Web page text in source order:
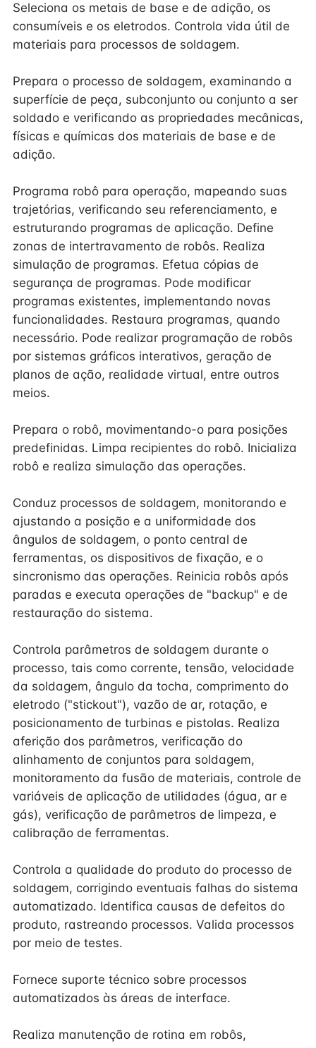
Seleciona os metais de base e de adição, os
consumíveis e os eletrodos. Controla vida útil de
materiais para processos de soldagem.
Prepara o processo de soldagem, examinando a
superfície de peça, subconjunto ou conjunto a ser
soldado e verificando as propriedades mecânicas,
físicas e químicas dos materiais de base e de
adição.
Programa robô para operação, mapeando suas
trajetórias, verificando seu referenciamento, e
estruturando programas de aplicação. Define
zonas de intertravamento de robôs. Realiza
simulação de programas. Efetua cópias de
segurança de programas. Pode modificar
programas existentes, implementando novas
funcionalidades. Restaura programas, quando
necessário. Pode realizar programação de robôs
por sistemas gráficos interativos, geração de
planos de ação, realidade virtual, entre outros
meios.
Prepara o robô, movimentando-o para posições
predefinidas. Limpa recipientes do robô. Inicializa
robô e realiza simulação das operações.
Conduz processos de soldagem, monitorando e
ajustando a posição e a uniformidade dos
ângulos de soldagem, o ponto central de
ferramentas, os dispositivos de fixação, e o
sincronismo das operações. Reinicia robôs após
paradas e executa operações de "backup" e de
restauração do sistema.
Controla parâmetros de soldagem durante o
processo, tais como corrente, tensão, velocidade
da soldagem, ângulo da tocha, comprimento do
eletrodo ("stickout"), vazão de ar, rotação, e
posicionamento de turbinas e pistolas. Realiza
aferição dos parâmetros, verificação do
alinhamento de conjuntos para soldagem,
monitoramento da fusão de materiais, controle de
variáveis de aplicação de utilidades (água, ar e
gás), verificação de parâmetros de limpeza, e
calibração de ferramentas.
Controla a qualidade do produto do processo de
soldagem, corrigindo eventuais falhas do sistema
automatizado. Identifica causas de defeitos do
produto, rastreando processos. Valida processos
por meio de testes.
Fornece suporte técnico sobre processos
automatizados às áreas de interface.
Realiza manutenção de rotina em robôs,